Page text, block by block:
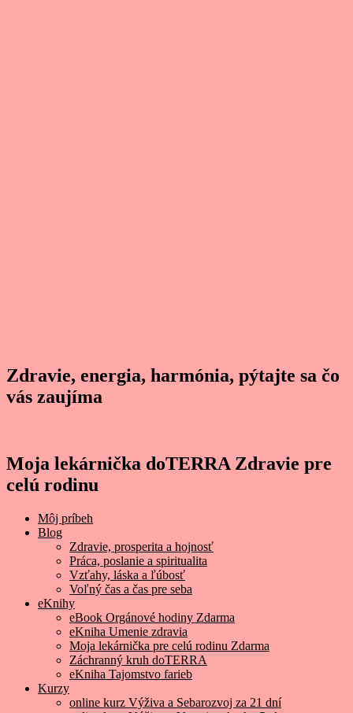
Zdravie, energia, harmónia, pýtajte sa čo
vás zaujíma
Moja lekárnička doTERRA Zdravie pre
celú rodinu
Môj príbeh
Blog
Zdravie, prosperita a hojnosť
Práca, poslanie a spiritualita
Vzťahy, láska a ľúbosť
Voľný čas a čas pre seba
eKnihy
eBook Orgánové hodiny Zdarma
eKniha Umenie zdravia
Moja lekárnička pre celú rodinu Zdarma
Záchranný kruh doTERRA
eKniha Tajomstvo farieb
Kurzy
online kurz Výživa a Sebarozvoj za 21 dní